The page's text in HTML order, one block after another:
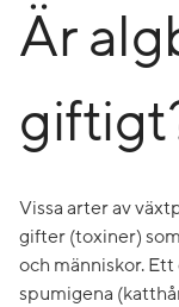
Är
Vissa arter av
gifter (toxiner)
och människor.
spumigena